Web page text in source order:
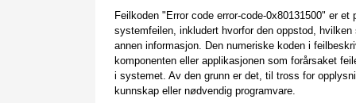
Feilkoden "Error code error-code-0x80131500" er
systemfeilen, inkludert hvorfor den oppstod,
annen informasjon. Den numeriske koden i
komponenten eller applikasjonen som forårsaket
i systemet. Av den grunn er det, til tross for
kunnskap eller nødvendig programvare.